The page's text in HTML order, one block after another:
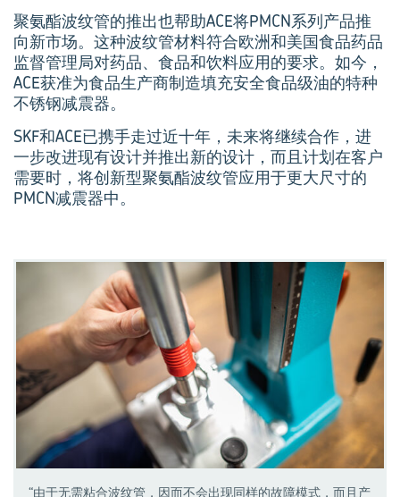
聚氨酯波纹管的推出也帮助ACE将PMCN系列产品推
向新市场。这种波纹管材料符合欧洲和美国食品药品
监督管理局对药品、食品和饮料应用的要求。如今，
ACE获准为食品生产商制造填充安全食品级油的特种
不锈钢减震器。
SKF和ACE已携手走过近十年，未来将继续合作，进
一步改进现有设计并推出新的设计，而且计划在客户
需要时，将创新型聚氨酯波纹管应用于更大尺寸的
PMCN减震器中。
“由于⽆需粘合波纹管，因⽽不会出现同样的故障模式，而且产